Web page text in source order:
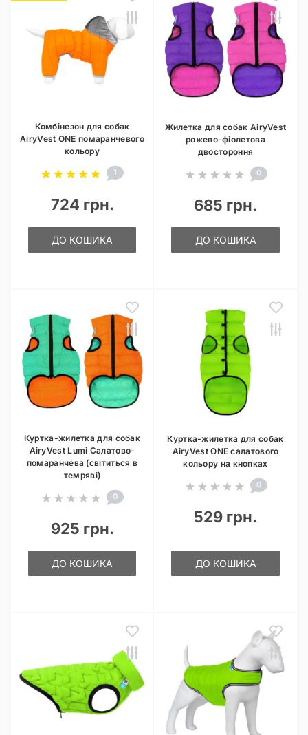
Комбінезон для собак
AiryVest ONE помаранчевого
кольору
1
724 грн.
ДО КОШИКА
Жилетка для собак AiryVest
рожево-фіолетова
двостороння
0
685 грн.
ДО КОШИКА
Куртка-жилетка для собак
AiryVest Lumi Салатово-
помаранчева (світиться в
темряві)
0
925 грн.
ДО КОШИКА
Куртка-жилетка для собак
AiryVest ONE салатового
кольору на кнопках
0
529 грн.
ДО КОШИКА